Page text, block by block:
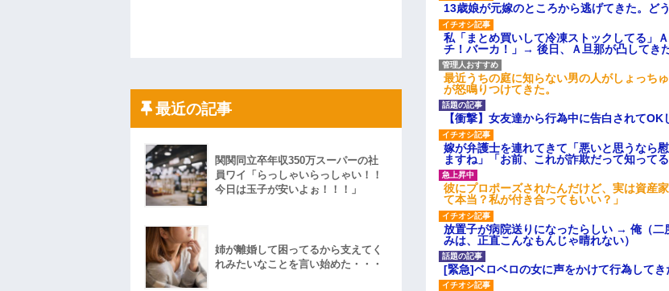
13歳娘が元嫁のところから逃げてきた。ど
私「まとめ買いして冷凍ストックしてる」
チ！バーカ！」→ 後日、Ａ旦那が凸してき
最近うちの庭に知らない男の人がしょっち
が怒鳴りつけてきた。
【衝撃】女友達から行為中に告白されてOK
嫁が弁護士を連れてきて「悪いと思うなら
ますね」「お前、これが詐欺だって知ってる
彼にプロポーズされたんだけど、実は資産
て本当？私が付き合ってもいい？」
放置子が病院送りになったらしい → 俺（
みは、正直こんなもんじゃ晴れない）
[緊急]ベロベロの女に声をかけて行為してき
最近の記事
関関同立卒年収350万スーパーの社
員ワイ「らっしゃいらっしゃい！！
今日は玉子が安いよぉ！！！」
姉が離婚して困ってるから支えてく
れみたいなことを言い始めた・・・